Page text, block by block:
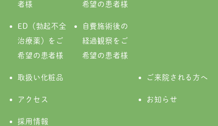
者様
希望の患者様
ED（勃起不全
治療薬）をご
希望の患者様
自費施術後の
経過観察をご
希望の患者様
取扱い化粧品 ご来院される方へ
アクセス お知らせ
採用情報